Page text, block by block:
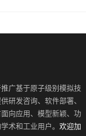
广基于原子级别模拟技
研发咨询、软件部署、
向应用、模型新颖、功
术和工业用户。 欢迎加